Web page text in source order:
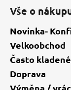
Vše o
Novinka-
Velkoobchod
Často
Doprava